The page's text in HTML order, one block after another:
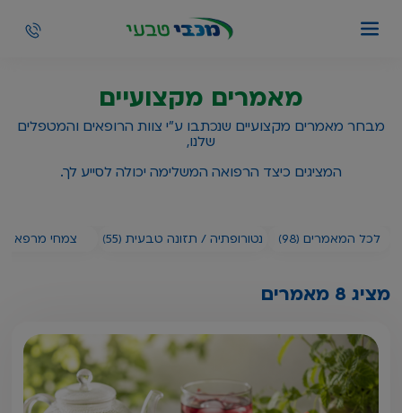
מאמרים מקצועיים
מבחר מאמרים מקצועיים שנכתבו ע"י צוות הרופאים והמטפלים
שלנו,
המציגים כיצד הרפואה המשלימה יכולה לסייע לך.
לכל המאמרים (98) נטורופתיה / תזונה טבעית (55) צמחי מרפא (9)
מציג 8 מאמרים